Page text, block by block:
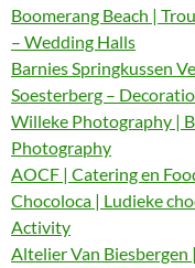
Boomerang Beach |
– Wedding Halls
Barnies Springkussen
Soesterberg –
Willeke Photography |
Photography
AOCF | Catering en
Chocoloca | Ludieke
Activity
Altelier Van